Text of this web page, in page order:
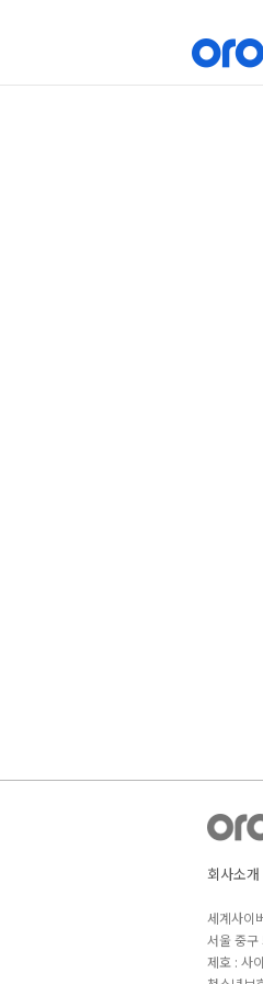
회사소개
세계사이
서울 중
제호 : 사